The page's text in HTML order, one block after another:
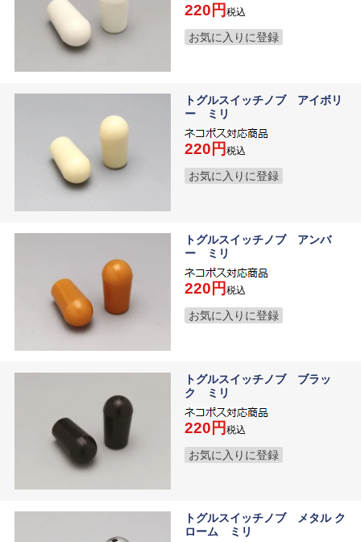
220 税込
お気に入りに登録
トグルスイッチノブ アイボリ
ー ミリ
220 税込
お気に入りに登録
トグルスイッチノブ アンバ
ー ミリ
220 税込
お気に入りに登録
トグルスイッチノブ ブラッ
ク ミリ
220 税込
お気に入りに登録
トグルスイッチノブ メタル ク
ローム ミリ